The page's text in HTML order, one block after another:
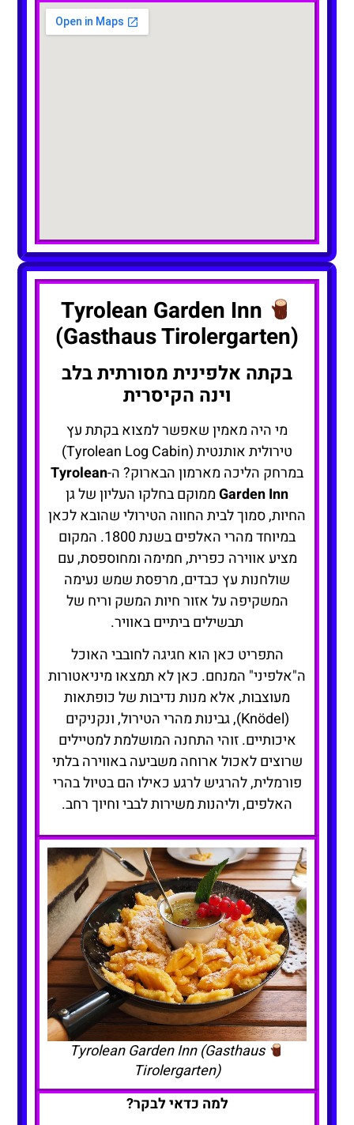
Tyrolean Garden Inn
(Gasthaus Tirolergarten)
בקתה אלפינית מסורתית בלב
וינה הקיסרית
מי היה מאמין שאפשר למצוא בקתת עץ
טירולית אותנטית (Tyrolean Log Cabin)
במרחק הליכה מארמון הבארוק? ה-Tyrolean
Garden Innממוקם בחלקו העליון של גן
החיות, סמוך לבית החווה הטירולי שהובא לכאן
במיוחד מהרי האלפים בשנת 1800. המקום
מציע אווירה כפרית, חמימה ומחוספסת, עם
שולחנות עץ כבדים, מרפסת שמש נעימה
המשקיפה על אזור חיות המשק וריח של
תבשילים ביתיים באוויר.
התפריט כאן הוא חגיגה לחובבי האוכל
ה"אלפיני" המנחם. כאן לא תמצאו מיניאטורות
מעוצבות, אלא מנות נדיבות של כופתאות
(Knödel), גבינות מהרי הטירול, ונקניקים
איכותיים. זוהי התחנה המושלמת למטיילים
שרוצים לאכול ארוחה משביעה באווירה בלתי
פורמלית, להרגיש לרגע כאילו הם בטיול בהרי
האלפים, וליהנות משירות לבבי וחיוך רחב.
Tyrolean Garden Inn (Gasthaus
Tirolergarten)
למה כדאי לבקר?